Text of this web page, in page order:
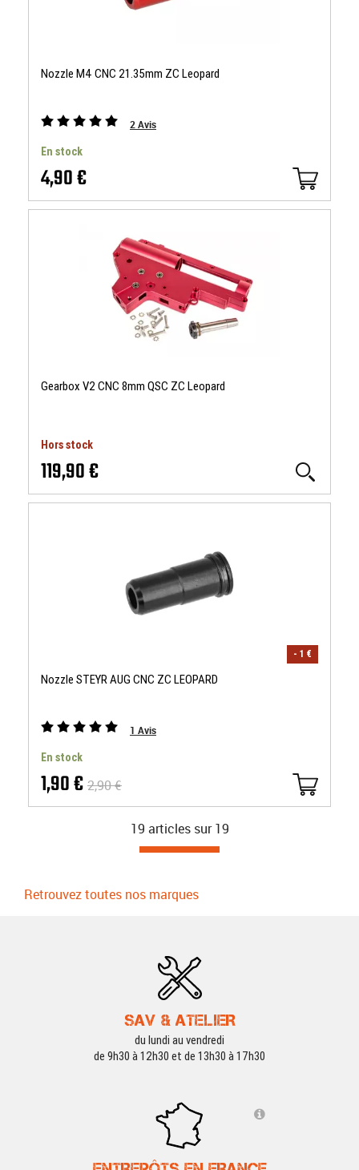
Nozzle M4 CNC 21.35mm ZC Leopard
2Avis
En stock
4,90 €
Gearbox V2 CNC 8mm QSC ZC Leopard
Hors stock
119,90 €
- 1 €
Nozzle STEYR AUG CNC ZC LEOPARD
1 Avis
En stock
1,90 € 2,90 €
19 articles sur 19
Retrouvez toutes nos marques
SAV & ATELIER
du lundi au vendredi
de 9h30 à 12h30 et de 13h30 à 17h30